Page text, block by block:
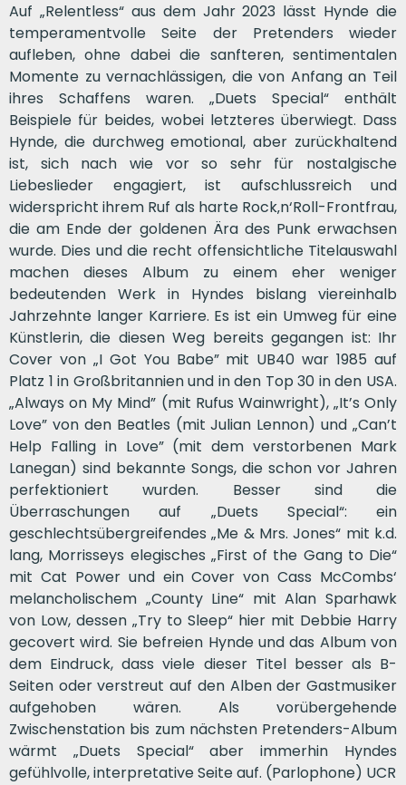
Auf „Relentless“ aus dem Jahr 2023 lässt Hynde die
temperamentvolle Seite der Pretenders wieder
aufleben, ohne dabei die sanfteren, sentimentalen
Momente zu vernachlässigen, die von Anfang an Teil
ihres Schaffens waren. „Duets Special“ enthält
Beispiele für beides, wobei letzteres überwiegt. Dass
Hynde, die durchweg emotional, aber zurückhaltend
ist, sich nach wie vor so sehr für nostalgische
Liebeslieder engagiert, ist aufschlussreich und
widerspricht ihrem Ruf als harte Rock‚n‘Roll-Frontfrau,
die am Ende der goldenen Ära des Punk erwachsen
wurde. Dies und die recht offensichtliche Titelauswahl
machen dieses Album zu einem eher weniger
bedeutenden Werk in Hyndes bislang viereinhalb
Jahrzehnte langer Karriere. Es ist ein Umweg für eine
Künstlerin, die diesen Weg bereits gegangen ist: Ihr
Cover von „I Got You Babe” mit UB40 war 1985 auf
Platz 1 in Großbritannien und in den Top 30 in den USA.
„Always on My Mind” (mit Rufus Wainwright), „It’s Only
Love” von den Beatles (mit Julian Lennon) und „Can’t
Help Falling in Love” (mit dem verstorbenen Mark
Lanegan) sind bekannte Songs, die schon vor Jahren
perfektioniert wurden. Besser sind die
Überraschungen auf „Duets Special“: ein
geschlechtsübergreifendes „Me & Mrs. Jones“ mit k.d.
lang, Morrisseys elegisches „First of the Gang to Die“
mit Cat Power und ein Cover von Cass McCombs‘
melancholischem „County Line“ mit Alan Sparhawk
von Low, dessen „Try to Sleep“ hier mit Debbie Harry
gecovert wird. Sie befreien Hynde und das Album von
dem Eindruck, dass viele dieser Titel besser als B-
Seiten oder verstreut auf den Alben der Gastmusiker
aufgehoben wären. Als vorübergehende
Zwischenstation bis zum nächsten Pretenders-Album
wärmt „Duets Special“ aber immerhin Hyndes
gefühlvolle, interpretative Seite auf. (Parlophone) UCR